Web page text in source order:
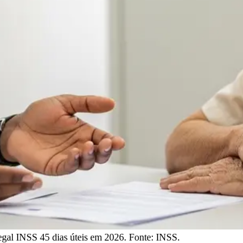
INSS 45 dias úteis em 2026. Fonte: INSS.